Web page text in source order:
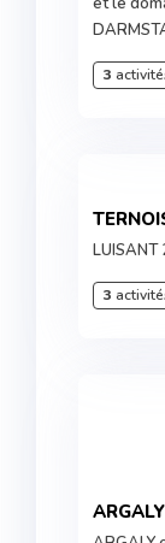
3
LUISANT
3
ARGALY